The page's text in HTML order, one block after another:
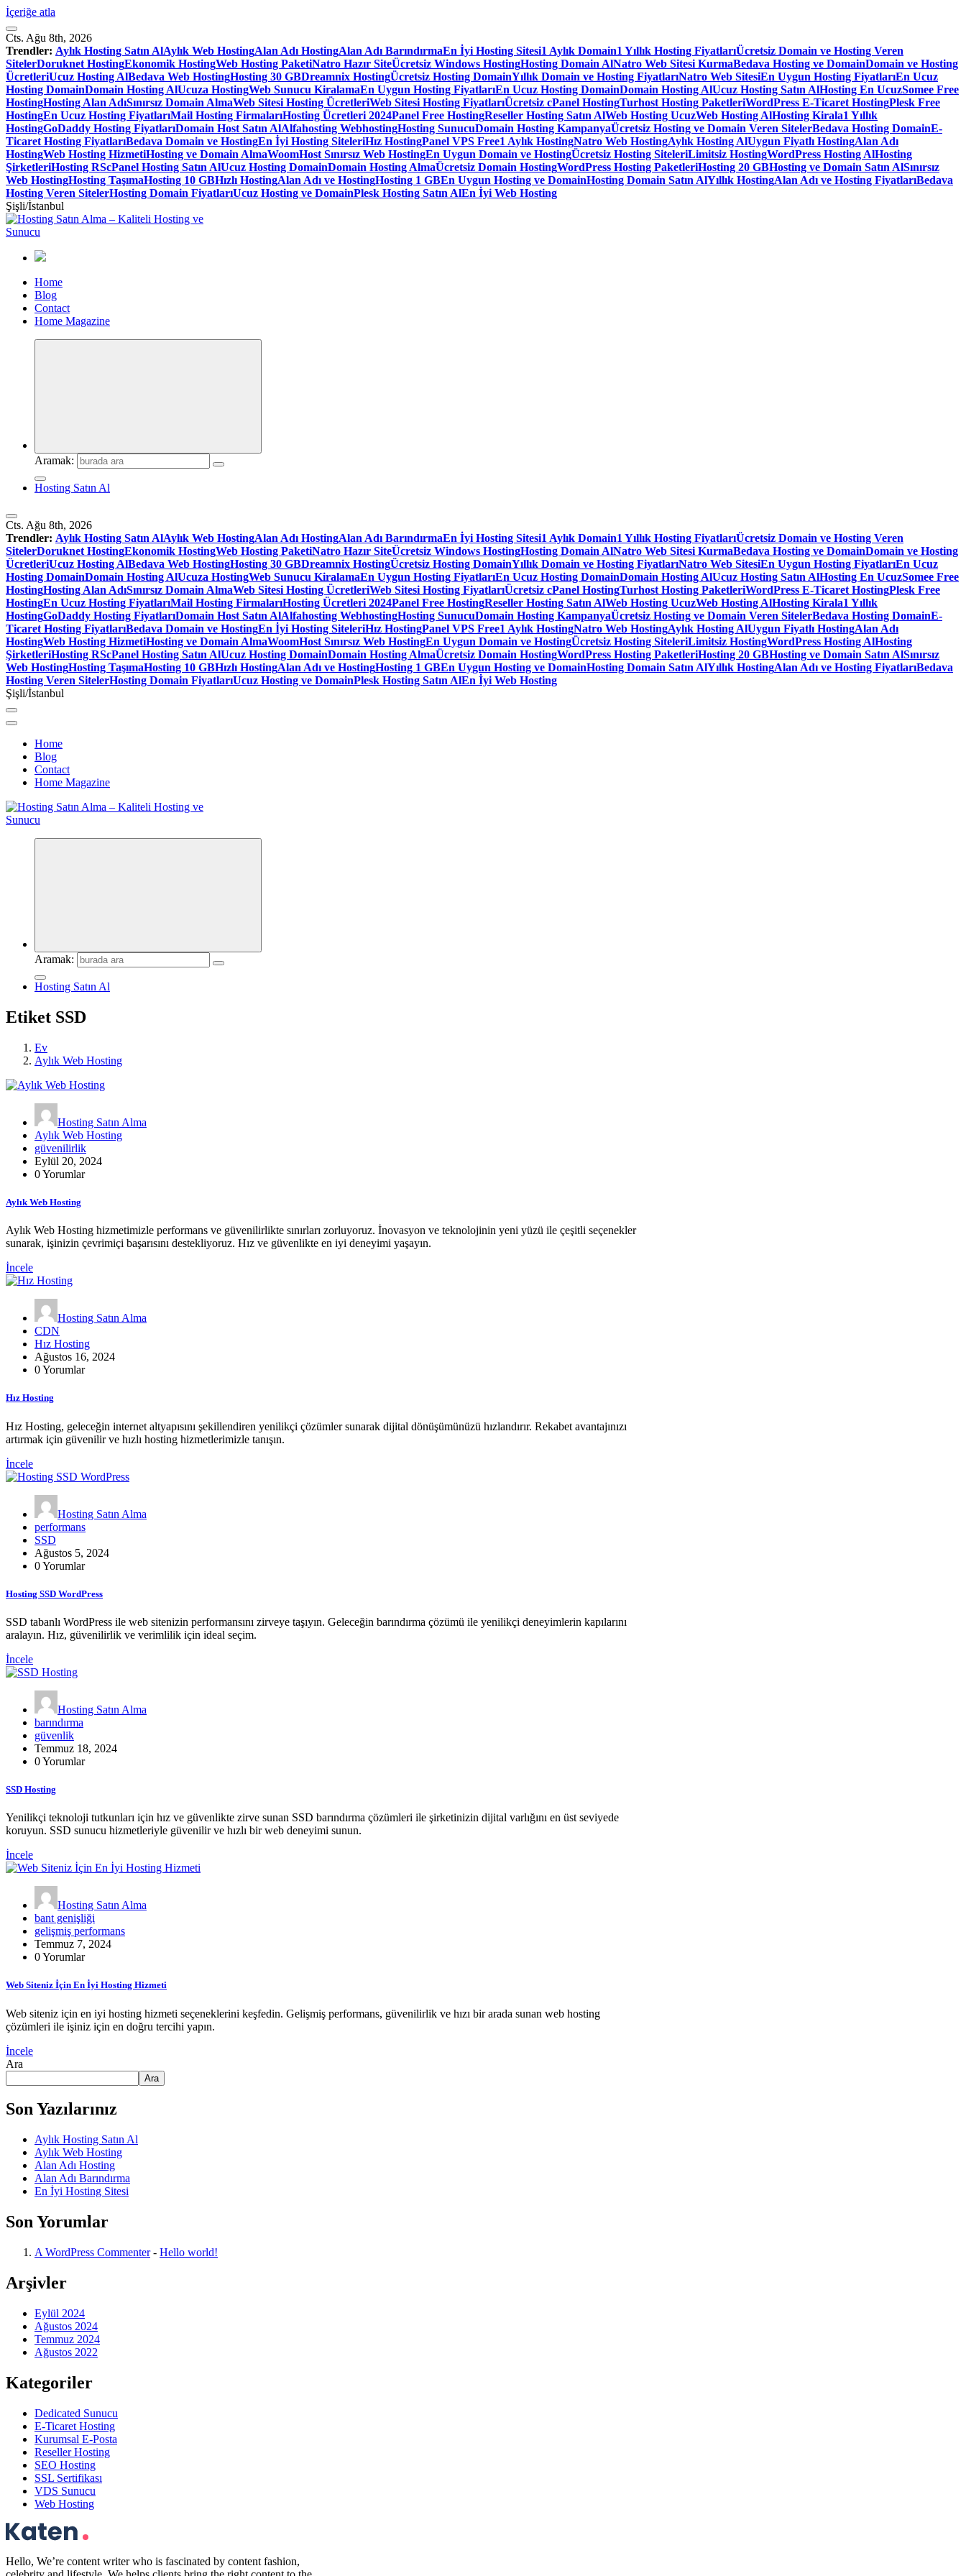
İçeriğe atla
Cts. Ağu 8th, 2026
Trendler: Aylık Hosting Satın AlAylık Web HostingAlan Adı HostingAlan Adı BarındırmaEn İyi Hosting Sitesi1 Aylık Domain1 Yıllık Hosting FiyatlarıÜcretsiz Domain ve Hosting Veren
SitelerDoruknet HostingEkonomik HostingWeb Hosting PaketiNatro Hazır SiteÜcretsiz Windows HostingHosting Domain AlNatro Web Sitesi KurmaBedava Hosting ve DomainDomain ve Hosting
ÜcretleriUcuz Hosting AlBedava Web HostingHosting 30 GBDreamnix HostingÜcretsiz Hosting DomainYıllık Domain ve Hosting FiyatlarıNatro Web SitesiEn Uygun Hosting FiyatlarıEn Ucuz
Hosting DomainDomain Hosting AlUcuza HostingWeb Sunucu KiralamaEn Uygun Hosting FiyatlarıEn Ucuz Hosting DomainDomain Hosting AlUcuz Hosting Satın AlHosting En UcuzSomee Free
HostingHosting Alan AdıSınırsız Domain AlmaWeb Sitesi Hosting ÜcretleriWeb Sitesi Hosting FiyatlarıÜcretsiz cPanel HostingTurhost Hosting PaketleriWordPress E-Ticaret HostingPlesk Free
HostingEn Ucuz Hosting FiyatlarıMail Hosting FirmalarıHosting Ücretleri 2024Panel Free HostingReseller Hosting Satın AlWeb Hosting UcuzWeb Hosting AlHosting Kirala1 Yıllık
HostingGoDaddy Hosting FiyatlarıDomain Host Satın AlAlfahosting WebhostingHosting SunucuDomain Hosting KampanyaÜcretsiz Hosting ve Domain Veren SitelerBedava Hosting DomainE-
Ticaret Hosting FiyatlarıBedava Domain ve HostingEn İyi Hosting SiteleriHız HostingPanel VPS Free1 Aylık HostingNatro Web HostingAylık Hosting AlUygun Fiyatlı HostingAlan Adı
HostingWeb Hosting HizmetiHosting ve Domain AlmaWoomHost Sınırsız Web HostingEn Uygun Domain ve HostingÜcretsiz Hosting SiteleriLimitsiz HostingWordPress Hosting AlHosting
ŞirketleriHosting RScPanel Hosting Satın AlUcuz Hosting DomainDomain Hosting AlmaÜcretsiz Domain HostingWordPress Hosting PaketleriHosting 20 GBHosting ve Domain Satın AlSınırsız
Web HostingHosting TaşımaHosting 10 GBHızlı HostingAlan Adı ve HostingHosting 1 GBEn Uygun Hosting ve DomainHosting Domain Satın AlYıllık HostingAlan Adı ve Hosting FiyatlarıBedava
Hosting Veren SitelerHosting Domain FiyatlarıUcuz Hosting ve DomainPlesk Hosting Satın AlEn İyi Web Hosting
Şişli/İstanbul
Home
Blog
Contact
Home Magazine
Aramak:
Hosting Satın Al
Cts. Ağu 8th, 2026
Trendler: Aylık Hosting Satın AlAylık Web HostingAlan Adı HostingAlan Adı BarındırmaEn İyi Hosting Sitesi1 Aylık Domain1 Yıllık Hosting FiyatlarıÜcretsiz Domain ve Hosting Veren
SitelerDoruknet HostingEkonomik HostingWeb Hosting PaketiNatro Hazır SiteÜcretsiz Windows HostingHosting Domain AlNatro Web Sitesi KurmaBedava Hosting ve DomainDomain ve Hosting
ÜcretleriUcuz Hosting AlBedava Web HostingHosting 30 GBDreamnix HostingÜcretsiz Hosting DomainYıllık Domain ve Hosting FiyatlarıNatro Web SitesiEn Uygun Hosting FiyatlarıEn Ucuz
Hosting DomainDomain Hosting AlUcuza HostingWeb Sunucu KiralamaEn Uygun Hosting FiyatlarıEn Ucuz Hosting DomainDomain Hosting AlUcuz Hosting Satın AlHosting En UcuzSomee Free
HostingHosting Alan AdıSınırsız Domain AlmaWeb Sitesi Hosting ÜcretleriWeb Sitesi Hosting FiyatlarıÜcretsiz cPanel HostingTurhost Hosting PaketleriWordPress E-Ticaret HostingPlesk Free
HostingEn Ucuz Hosting FiyatlarıMail Hosting FirmalarıHosting Ücretleri 2024Panel Free HostingReseller Hosting Satın AlWeb Hosting UcuzWeb Hosting AlHosting Kirala1 Yıllık
HostingGoDaddy Hosting FiyatlarıDomain Host Satın AlAlfahosting WebhostingHosting SunucuDomain Hosting KampanyaÜcretsiz Hosting ve Domain Veren SitelerBedava Hosting DomainE-
Ticaret Hosting FiyatlarıBedava Domain ve HostingEn İyi Hosting SiteleriHız HostingPanel VPS Free1 Aylık HostingNatro Web HostingAylık Hosting AlUygun Fiyatlı HostingAlan Adı
HostingWeb Hosting HizmetiHosting ve Domain AlmaWoomHost Sınırsız Web HostingEn Uygun Domain ve HostingÜcretsiz Hosting SiteleriLimitsiz HostingWordPress Hosting AlHosting
ŞirketleriHosting RScPanel Hosting Satın AlUcuz Hosting DomainDomain Hosting AlmaÜcretsiz Domain HostingWordPress Hosting PaketleriHosting 20 GBHosting ve Domain Satın AlSınırsız
Web HostingHosting TaşımaHosting 10 GBHızlı HostingAlan Adı ve HostingHosting 1 GBEn Uygun Hosting ve DomainHosting Domain Satın AlYıllık HostingAlan Adı ve Hosting FiyatlarıBedava
Hosting Veren SitelerHosting Domain FiyatlarıUcuz Hosting ve DomainPlesk Hosting Satın AlEn İyi Web Hosting
Şişli/İstanbul
Home
Blog
Contact
Home Magazine
Aramak:
Hosting Satın Al
Etiket SSD
Ev
Aylık Web Hosting
Hosting Satın Alma
Aylık Web Hosting
güvenilirlik
Eylül 20, 2024
0 Yorumlar
Aylık Web Hosting
Aylık Web Hosting hizmetimizle performans ve güvenilirlikte sınırları zorluyoruz. İnovasyon ve teknolojinin yeni yüzü ile çeşitli seçenekler
sunarak, işinizin çevrimiçi başarısını destekliyoruz. Hız ve güvenlikte en iyi deneyimi yaşayın.
İncele
Hosting Satın Alma
CDN
Hız Hosting
Ağustos 16, 2024
0 Yorumlar
Hız Hosting
Hız Hosting, geleceğin internet altyapısını şekillendiren yenilikçi çözümler sunarak dijital dönüşümünüzü hızlandırır. Rekabet avantajınızı
artırmak için güvenilir ve hızlı hosting hizmetlerimizle tanışın.
İncele
Hosting Satın Alma
performans
SSD
Ağustos 5, 2024
0 Yorumlar
Hosting SSD WordPress
SSD tabanlı WordPress ile web sitenizin performansını zirveye taşıyın. Geleceğin barındırma çözümü ile yenilikçi deneyimlerin kapılarını
aralayın. Hız, güvenilirlik ve verimlilik için ideal seçim.
İncele
Hosting Satın Alma
barındırma
güvenlik
Temmuz 18, 2024
0 Yorumlar
SSD Hosting
Yenilikçi teknoloji tutkunları için hız ve güvenlikte zirve sunan SSD barındırma çözümleri ile şirketinizin dijital varlığını en üst seviyede
koruyun. SSD sunucu hizmetleriyle güvenilir ve hızlı bir web deneyimi sunun.
İncele
Hosting Satın Alma
bant genişliği
gelişmiş performans
Temmuz 7, 2024
0 Yorumlar
Web Siteniz İçin En İyi Hosting Hizmeti
Web siteniz için en iyi hosting hizmeti seçeneklerini keşfedin. Gelişmiş performans, güvenilirlik ve hızı bir arada sunan web hosting
çözümleri ile işiniz için en doğru tercihi yapın.
İncele
Ara
Ara
Son Yazılarınız
Aylık Hosting Satın Al
Aylık Web Hosting
Alan Adı Hosting
Alan Adı Barındırma
En İyi Hosting Sitesi
Son Yorumlar
A WordPress Commenter- Hello world!
Arşivler
Eylül 2024
Ağustos 2024
Temmuz 2024
Ağustos 2022
Kategoriler
Dedicated Sunucu
E-Ticaret Hosting
Kurumsal E-Posta
Reseller Hosting
SEO Hosting
SSL Sertifikası
VDS Sunucu
Web Hosting
Hello, We’re content writer who is fascinated by content fashion,